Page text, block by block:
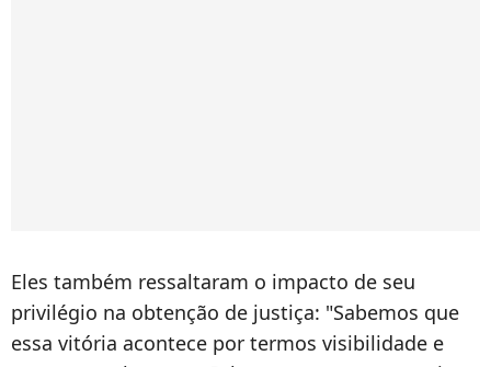
Eles também ressaltaram o impacto de seu
privilégio na obtenção de justiça: "Sabemos que
essa vitória acontece por termos visibilidade e